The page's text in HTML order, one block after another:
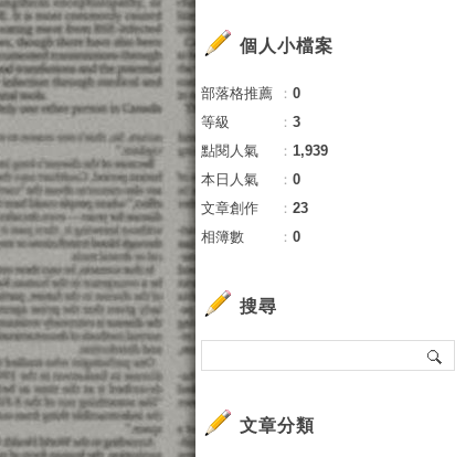
個人小檔案
部落格推薦 ： 0
等級
： 3
點閱人氣
： 1,939
本日人氣
： 0
文章創作
： 23
相簿數
： 0
搜尋
文章分類